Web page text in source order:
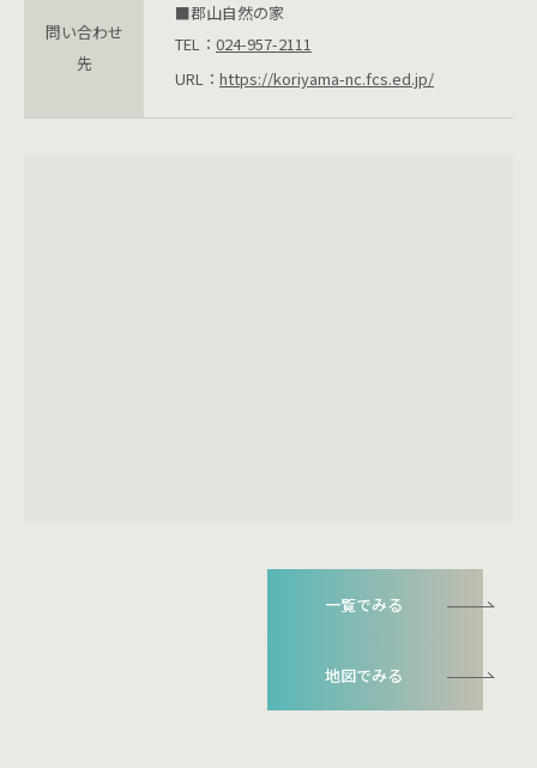
問い合わせ
先
■郡山自然の家
TEL： 024-957-2111
URL： https://koriyama-nc.fcs.ed.jp/
一覧でみる
地図でみる